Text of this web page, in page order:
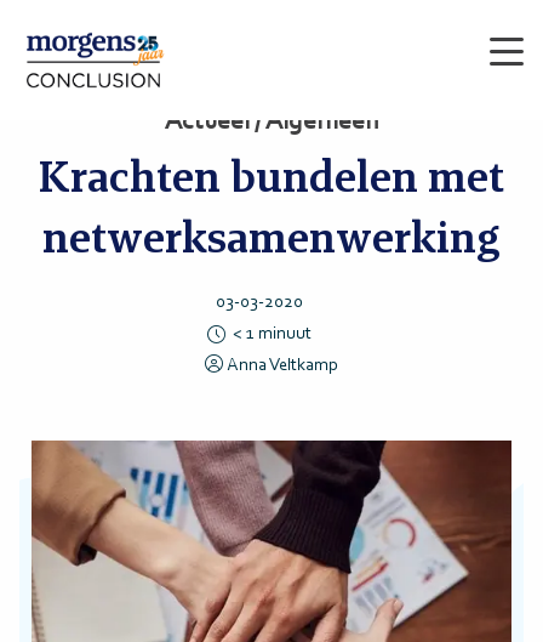
Actueel / Algemeen
Krachten bundelen met
netwerksamenwerking
03-03-2020
< 1 minuut
Anna Veltkamp